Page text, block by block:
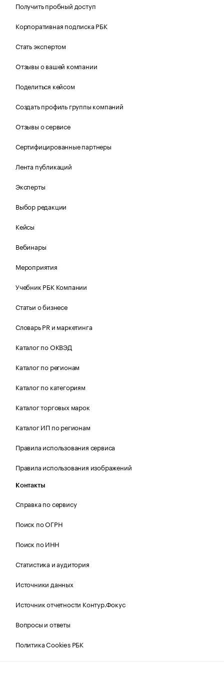
Получить пробный доступ
Корпоративная подписка РБК
Стать экспертом
Отзывы о вашей компании
Поделиться кейсом
Создать профиль группы компаний
Отзывы о сервисе
Сертифицированные партнеры
Лента публикаций
Эксперты
Выбор редакции
Кейсы
Вебинары
Мероприятия
Учебник РБК Компании
Статьи о бизнесе
Словарь PR и маркетинга
Каталог по ОКВЭД
Каталог по регионам
Каталог по категориям
Каталог торговых марок
Каталог ИП по регионам
Правила использования сервиса
Правила использования изображений
Контакты
Справка по сервису
Поиск по ОГРН
Поиск по ИНН
Статистика и аудитория
Источники данных
Источник отчетности Контур.Фокус
Вопросы и ответы
Политика Cookies РБК